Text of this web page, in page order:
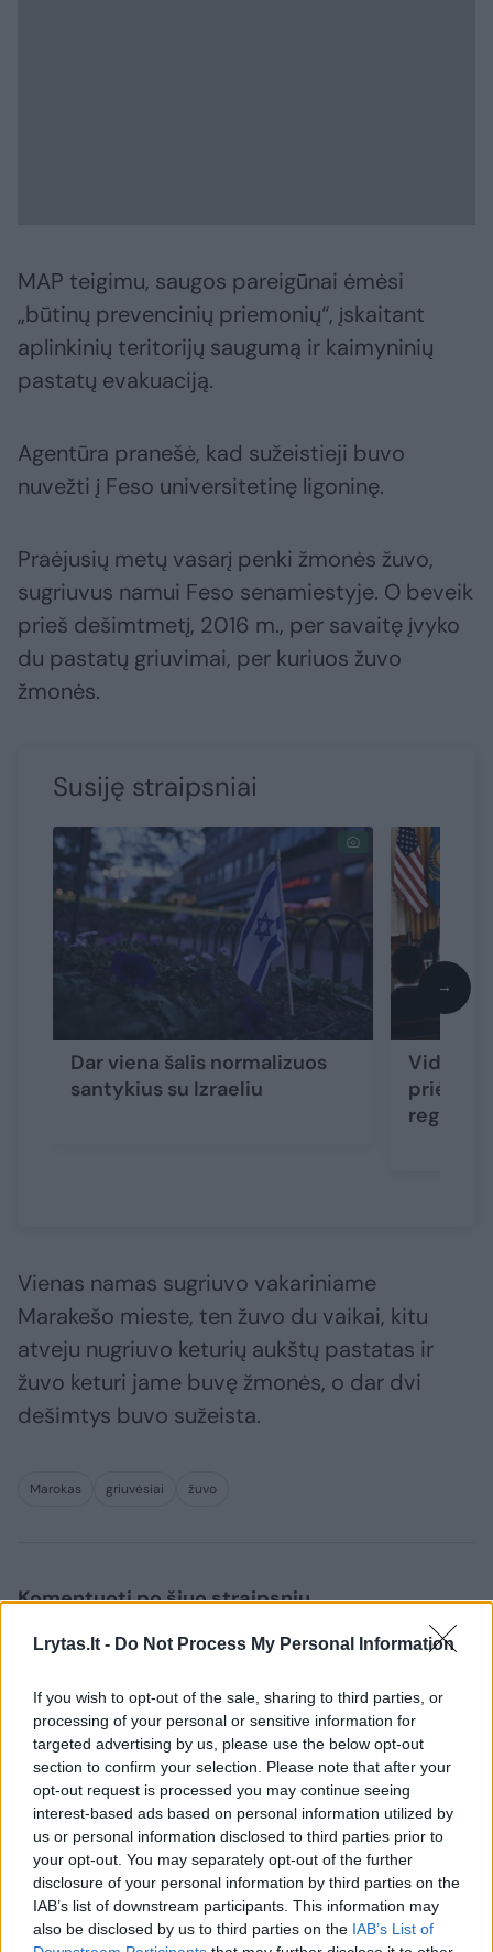
Lrytas.lt - Do Not Process My Personal Information
If you wish to opt-out of the sale, sharing to third parties, or
processing of your personal or sensitive information for
targeted advertising by us, please use the below opt-out
section to confirm your selection. Please note that after your
opt-out request is processed you may continue seeing
interest-based ads based on personal information utilized by
us or personal information disclosed to third parties prior to
your opt-out. You may separately opt-out of the further
disclosure of your personal information by third parties on the
IAB’s list of downstream participants. This information may
also be disclosed by us to third parties on the IAB’s List of
MAP teigimu, saugos pareigūnai ėmėsi
„būtinų prevencinių priemonių“, įskaitant
aplinkinių teritorijų saugumą ir kaimyninių
pastatų evakuaciją.
Agentūra pranešė, kad sužeistieji buvo
nuvežti į Feso universitetinę ligoninę.
Praėjusių metų vasarį penki žmonės žuvo,
sugriuvus namui Feso senamiestyje. O beveik
prieš dešimtmetį, 2016 m., per savaitę įvyko
du pastatų griuvimai, per kuriuos žuvo
žmonės.
Susiję straipsniai
Dar viena šalis normalizuos
santykius su Izraeliu
priėmęs
regiono
→
Vienas namas sugriuvo vakariniame
Marakešo mieste, ten žuvo du vaikai, kitu
atveju nugriuvo keturių aukštų pastatas ir
žuvo keturi jame buvę žmonės, o dar dvi
dešimtys buvo sužeista.
Marokas griuvėsiai žuvo
Komentuoti po šiuo straipsniu
Komentuoti gali tik Lrytas registruoti vartotojai.
Prisijunkite prie registruotų vartotojų
bendruomenės ir bendraukite komentaruose!
Rodyti komentarus
Prisijungti komentatoriams